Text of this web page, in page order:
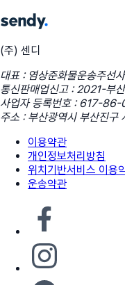
(주) 센디
대표 : 염상준화물운송주선
통신판매업신고 : 2021-부
사업자 등록번호 : 617-
주소 : 부산광역시 부산진
이용약관
개인정보처리방침
위치기반서비스 이용
운송약관